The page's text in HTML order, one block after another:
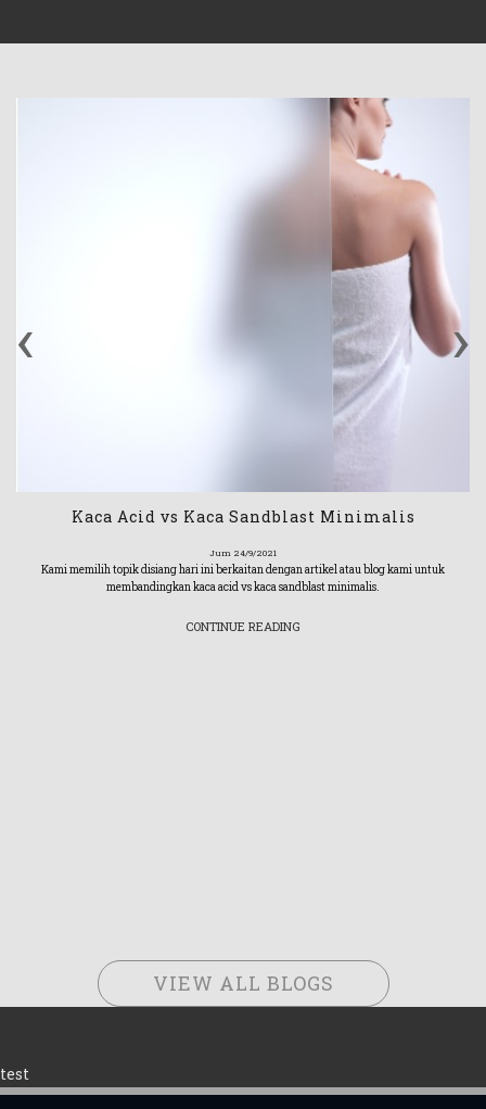
Kaca Acid vs Kaca Sandblast Minimalis
Jum 24/9/2021
Kami memilih topik disiang hari ini berkaitan dengan artikel atau blog kami untuk
membandingkan kaca acid vs kaca sandblast minimalis.
CONTINUE READING
‹ ›
VIEW ALL BLOGS
test